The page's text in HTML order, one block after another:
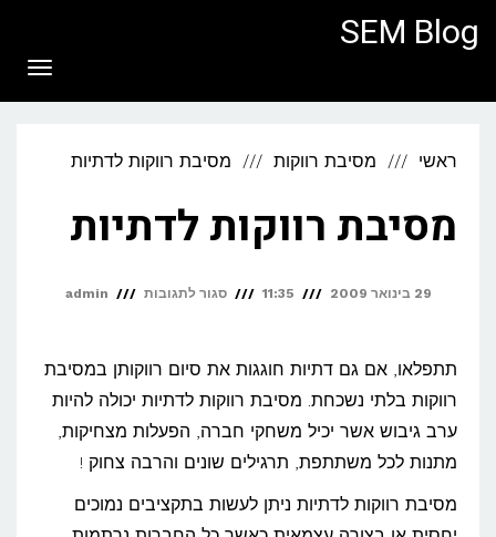
SEM Blog
ראשי מסיבת רווקות מסיבת רווקות לדתיות
מסיבת רווקות לדתיות
29 בינואר 2009 11:35 סגור לתגובות על
לדתיות
admin
תתפלאו, אם גם דתיות חוגגות את סיום רווקותן במסיבת
רווקות בלתי נשכחת. מסיבת רווקות לדתיות יכולה להיות
ערב גיבוש אשר יכיל משחקי חברה, הפעלות מצחיקות,
מתנות לכל משתתפת, תרגילים שונים והרבה צחוק !
מסיבת רווקות לדתיות ניתן לעשות בתקציבים נמוכים